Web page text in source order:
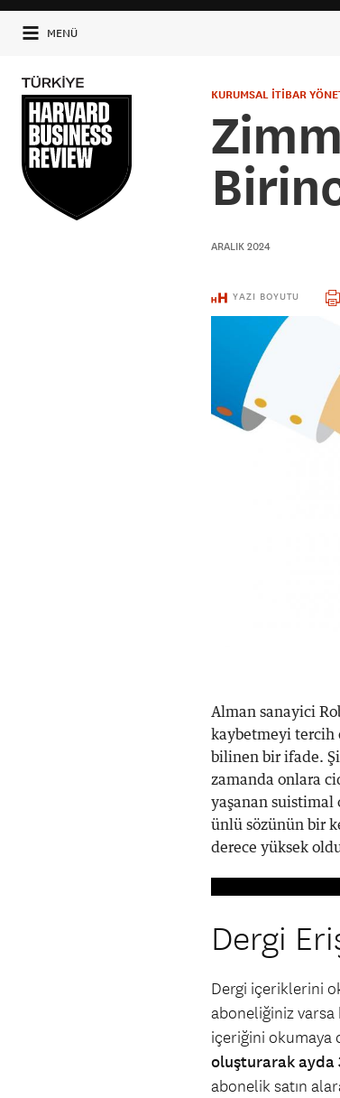
MENÜ
KURUMSAL İTİBAR
ARALIK 2024
YAZI BOYUTU
Alman sanayici
kaybetmeyi tercih
bilinen bir ifade.
zamanda onlara
yaşanan suistimal
ünlü sözünün bir
derece yüksek
Dergi
Dergi içeriklerini
aboneliğiniz
içeriğini okumaya
oluşturarak ayda
abonelik satın